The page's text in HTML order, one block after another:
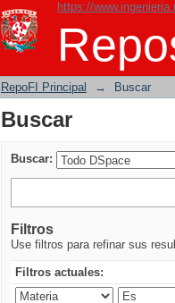
https://
Buscar
RepoFI Principal → Buscar
Buscar
Buscar:
Filtros
Use filtros para refinar sus
Filtros actuales: